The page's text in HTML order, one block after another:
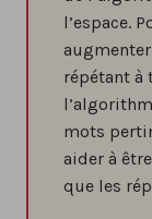
l’espace.
répétant à
mots
aider à
que les